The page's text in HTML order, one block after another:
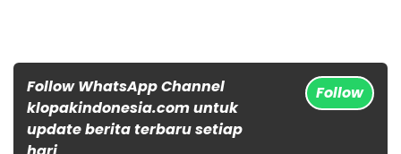
Follow WhatsApp Channel
klopakindonesia.com untuk
update berita terbaru setiap
Follow